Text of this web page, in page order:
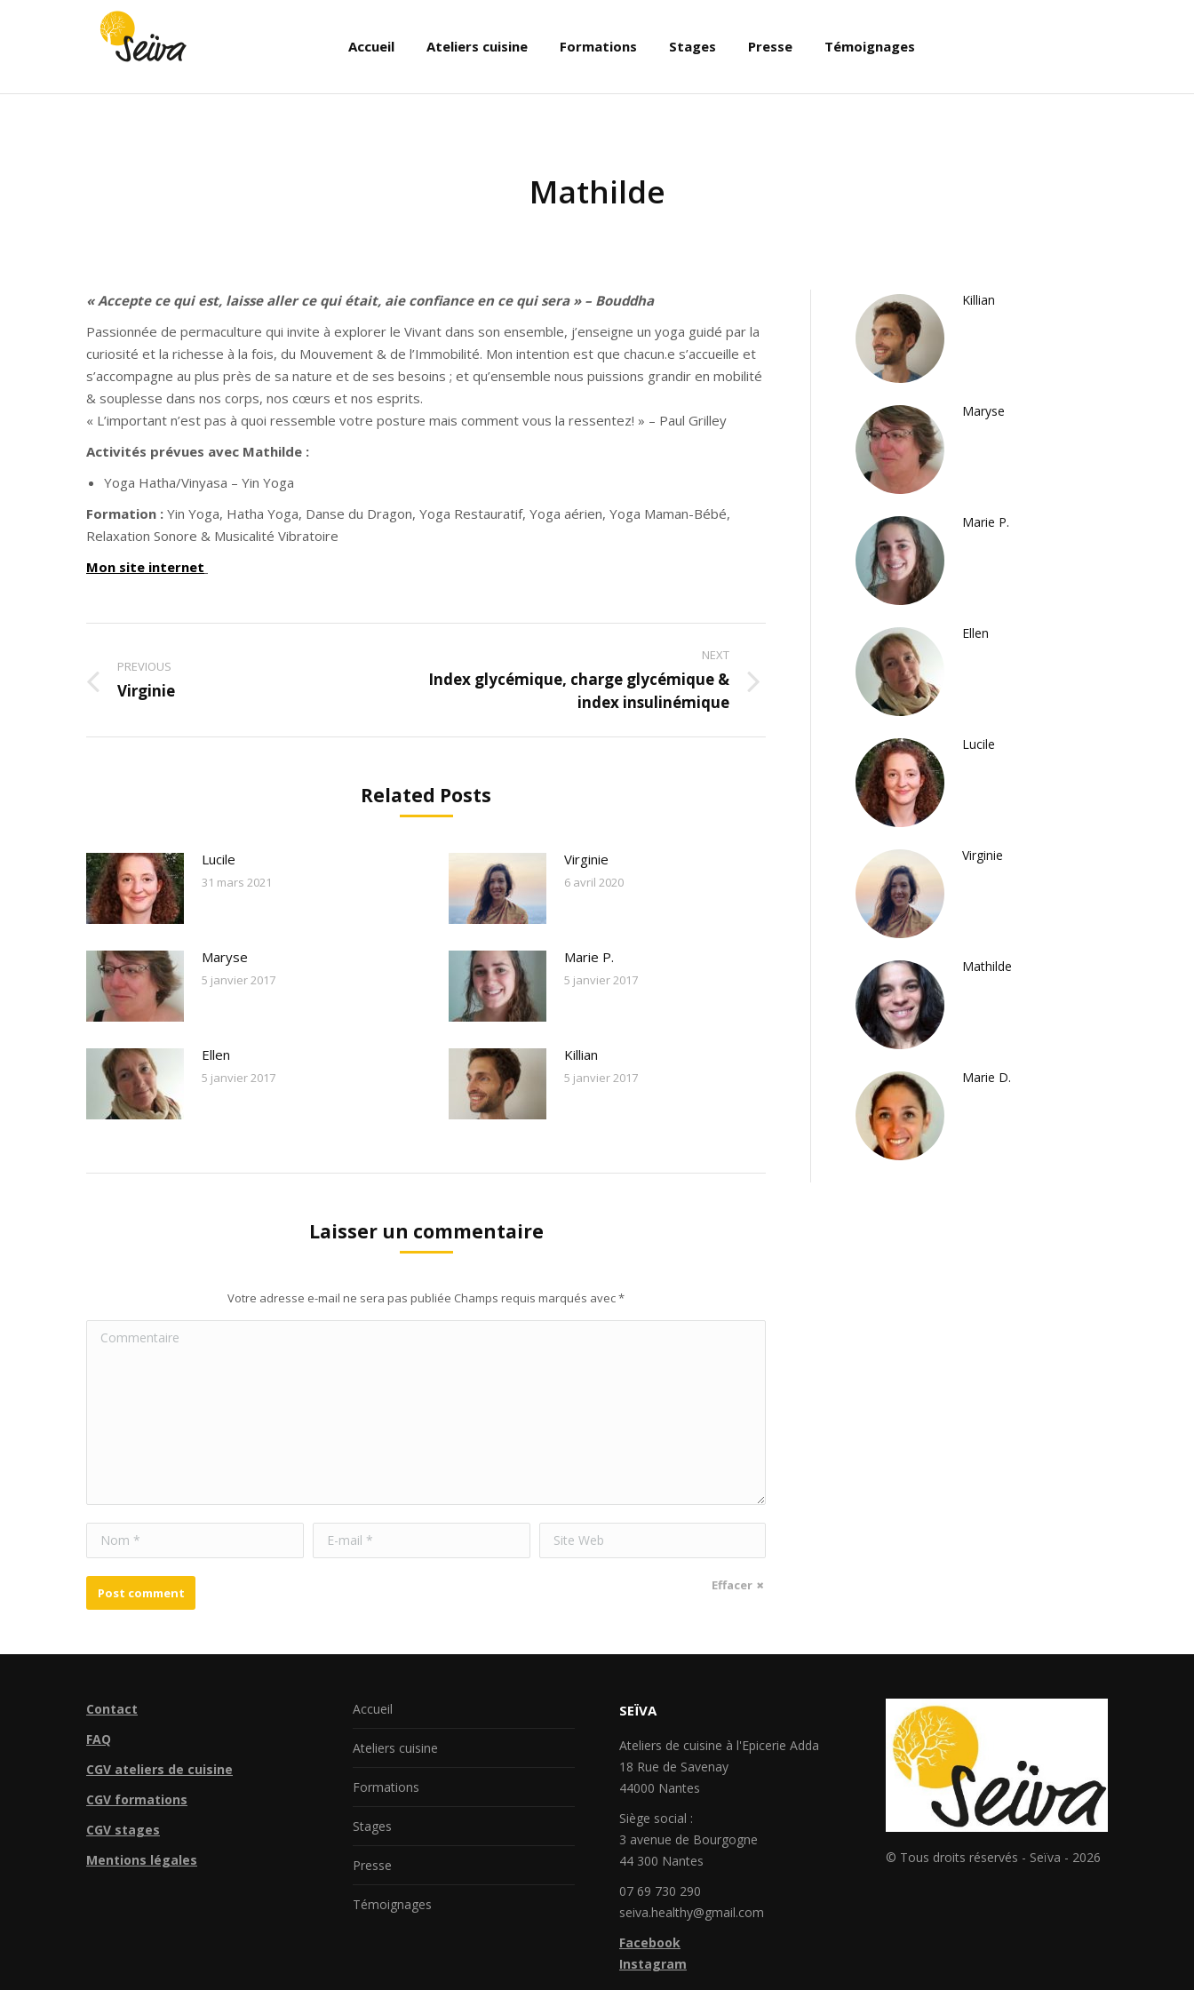
Accueil Ateliers cuisine Formations Stages Presse Témoignages
Mathilde
« Accepte ce qui est, laisse aller ce qui était, aie confiance en ce qui sera » – Bouddha
Passionnée de permaculture qui invite à explorer le Vivant dans son ensemble, j’enseigne un yoga guidé par la
curiosité et la richesse à la fois, du Mouvement & de l’Immobilité. Mon intention est que chacun.e s’accueille et
s’accompagne au plus près de sa nature et de ses besoins ; et qu’ensemble nous puissions grandir en mobilité
& souplesse dans nos corps, nos cœurs et nos esprits.
« L’important n’est pas à quoi ressemble votre posture mais comment vous la ressentez! » – Paul Grilley
Activités prévues avec Mathilde :
Yoga Hatha/Vinyasa – Yin Yoga
Formation : Yin Yoga, Hatha Yoga, Danse du Dragon, Yoga Restauratif, Yoga aérien, Yoga Maman-Bébé,
Relaxation Sonore & Musicalité Vibratoire
Mon site internet
navigation
PREVIOUS
Previous
Virginie
NEXT
Next
Index glycémique, charge glycémique &
index insulinémique
Related Posts
Lucile
31 mars 2021
Virginie
6 avril 2020
Maryse
5 janvier 2017
Marie P.
5 janvier 2017
Ellen
5 janvier 2017
Killian
5 janvier 2017
Laisser un commentaire
Votre adresse e-mail ne sera pas publiée Champs requis marqués avec*
Commentaire
Nom * E-mail * Site Web
Effacer
Post comment
Killian
Maryse
Marie P.
Ellen
Lucile
Virginie
Mathilde
Marie D.
Contact
FAQ
CGV ateliers de cuisine
CGV formations
CGV stages
Mentions légales
Accueil
Ateliers cuisine
Formations
Stages
Presse
Témoignages
SEÏVA
Ateliers de cuisine à l'Epicerie Adda
18 Rue de Savenay
44000 Nantes
Siège social :
3 avenue de Bourgogne
44 300 Nantes
07 69 730 290
seiva.healthy@gmail.com
Facebook
Instagram
© Tous droits réservés - Seïva - 2026